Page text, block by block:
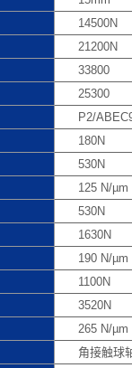
14500N
21200N
33800
25300
P2/
180N
530N
125 N/µm
530N
1630N
190 N/µm
1100N
3520N
265 N/µm
角接触球